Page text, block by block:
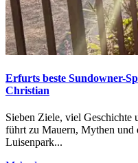
Erfurts beste Sundowner-
Christian
Sieben Ziele, viel Geschichte
führt zu Mauern, Mythen und
Luisenpark...